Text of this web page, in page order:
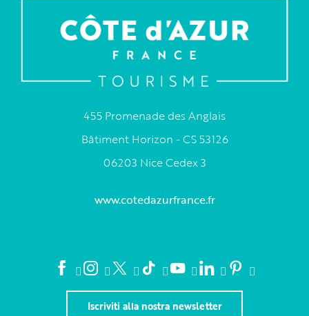
455 Promenade des Anglais
Bâtiment Horizon - CS 53126
06203 Nice Cedex 3
www.cotedazurfrance.fr
Iscriviti alla nostra newsletter